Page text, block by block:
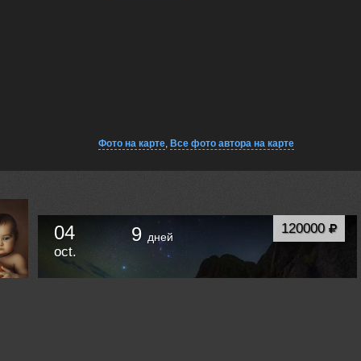
Фото на карте, Все фото автора на карте
120000
04
oct.
9 дней